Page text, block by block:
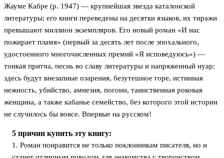
Жауме Кабре (р. 1947) — крупнейшая звезда каталонской
литературы; его книги переведены на десятки языков, их тиражи
превышают миллион экземпляров. Его новый роман «И нас
пожирает пламя» (первый за десять лет после эпохального,
удостоенного многочисленных премий «Я исповедуюсь») —
тонкая притча, песнь во славу литературы и напряженный нуар:
здесь будут внезапные озарения, безутешное горе, истинная
нежность, убийство, амнезия, погони, таинственная роковая
женщина, а также кабанье семейство, без которого этой истории
не случилось бы вовсе. Впервые на русском!
5 причин купить эту книгу:
1. Роман понравится не только поклонникам писателя, но и